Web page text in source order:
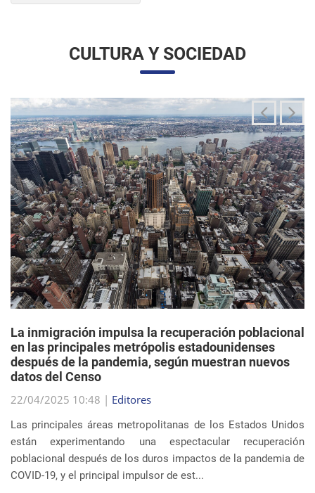
en las principales metrópolis estadounidenses
después de la pandemia, según muestran nuevos
datos del Censo
22/04/2025 10:48 |
Las principales áreas metropolitanas de los Estados Unidos
están experimentando una espectacular recuperación
poblacional después de los duros impactos de la pandemia de
COVID-19, y el principal impulsor de est...